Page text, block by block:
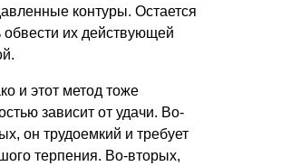
контуры. Остается
их действующей
и этот метод тоже
зависит от удачи. Во-
он трудоемкий и требует
терпения. Во-вторых,